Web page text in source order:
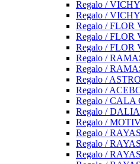
Regalo /
Regalo /
Regalo /
Regalo /
Regalo / FLOR
Regalo /
Regalo /
Regalo /
Regalo /
Regalo / CALA
Regalo /
Regalo /
Regalo /
Regalo /
Regalo /